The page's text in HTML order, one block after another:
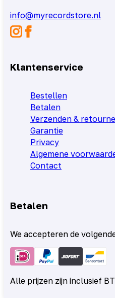
info@myrecordstore.nl
Klantenservice
Bestellen
Betalen
Verzenden &
Garantie
Privacy
Algemene
Contact
Betalen
We accepteren de
Alle prijzen zijn inclusief